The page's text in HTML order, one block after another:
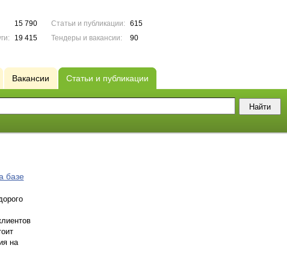
15 790
19 415
Статьи и публикации:
615
Тендеры и вакансии:
90
Вакансии Статьи и публикации
базе
на